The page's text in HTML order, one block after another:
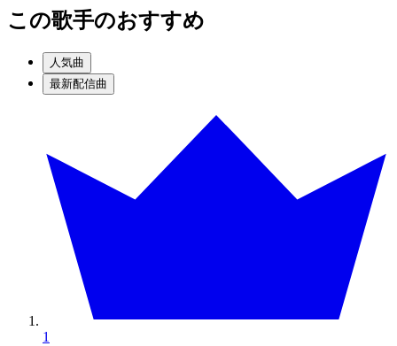
この歌手のおすすめ
人気曲
最新配信曲
1